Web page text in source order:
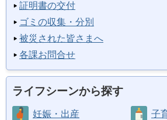
証明書の交付
ゴミの収集・分別
被災された皆さまへ
各課お問合せ
ライフシーンから探す
妊娠・出産 子